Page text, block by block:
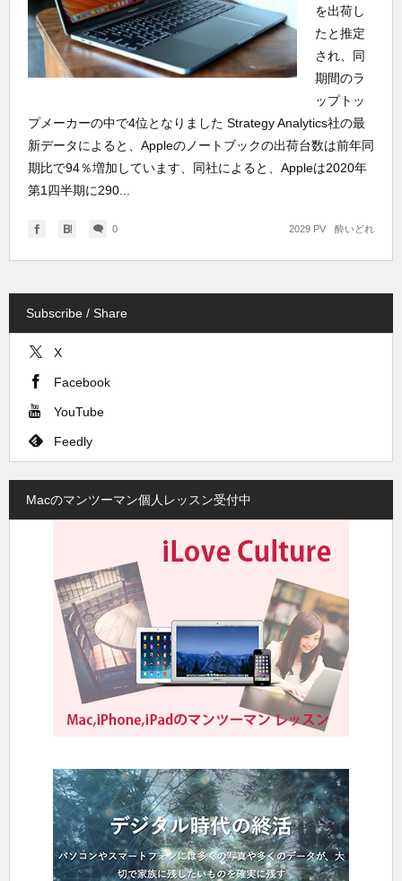
を出荷し
たと推定
され、同
期間のラ
ップトッ
プメーカーの中で4位となりました Strategy Analytics社の最
新データによると、Appleのノートブックの出荷台数は前年同
期比で94％増加しています、同社によると、Appleは2020年
第1四半期に290...
0 酔いどれ
2029 PV
Subscribe / Share
X
Facebook
YouTube
Feedly
Macのマンツーマン個人レッスン受付中